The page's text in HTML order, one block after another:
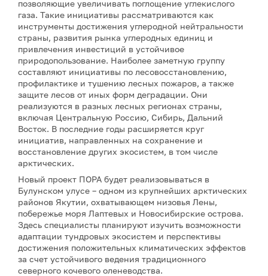
позволяющие увеличивать поглощение углекислого
газа. Такие инициативы рассматриваются как
инструменты достижения углеродной нейтральности
страны, развития рынка углеродных единиц и
привлечения инвестиций в устойчивое
природопользование. Наиболее заметную группу
составляют инициативы по лесовосстановлению,
профилактике и тушению лесных пожаров, а также
защите лесов от иных форм деградации. Они
реализуются в разных лесных регионах страны,
включая Центральную Россию, Сибирь, Дальний
Восток. В последние годы расширяется круг
инициатив, направленных на сохранение и
восстановление других экосистем, в том числе
арктических.
Новый проект ПОРА будет реализовываться в
Булунском улусе – одном из крупнейших арктических
районов Якутии, охватывающем низовья Лены,
побережье моря Лаптевых и Новосибирские острова.
Здесь специалисты планируют изучить возможности
адаптации тундровых экосистем и перспективы
достижения положительных климатических эффектов
за счет устойчивого ведения традиционного
северного кочевого оленеводства.